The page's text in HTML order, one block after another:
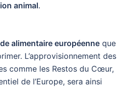
animal.
alimentaire européenne que
L’approvisionnement des
comme les Restos du Cœur,
de l’Europe, sera ainsi